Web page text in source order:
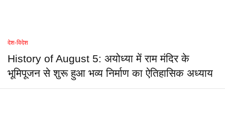
देश-विदेश
History of August 5: अयोध्या में राम मंदिर के
भूमिपूजन से शुरू हुआ भव्य निर्माण का ऐतिहासिक अध्याय